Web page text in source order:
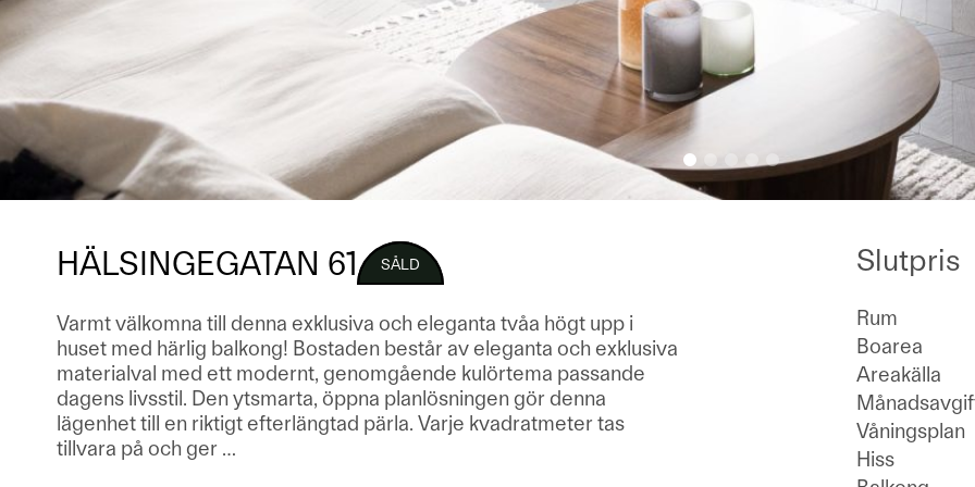
HÄLSINGEGATAN 61 SÅLD
Varmt välkomna till denna exklusiva och eleganta tvåa högt upp i
huset med härlig balkong! Bostaden består av eleganta och exklusiva
materialval med ett modernt, genomgående kulörtema passande
dagens livsstil. Den ytsmarta, öppna planlösningen gör denna
lägenhet till en riktigt efterlängtad pärla. Varje kvadratmeter tas
tillvara på och ger …
Slutpris
Rum
Boarea
Areakälla
Våningsplan
Hiss